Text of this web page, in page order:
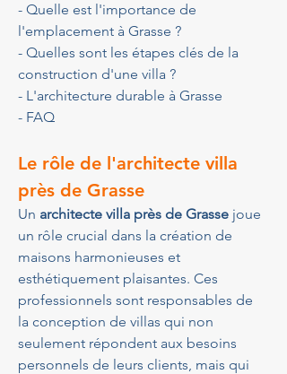
- Quelle est l'importance de
l'emplacement à Grasse ?
- Quelles sont les étapes clés de la
construction d'une villa ?
- L'architecture durable à Grasse
- FAQ
Le rôle de l'architecte villa
près de Grasse
Un architecte villa près de Grasse joue
un rôle crucial dans la création de
maisons harmonieuses et
esthétiquement plaisantes. Ces
professionnels sont responsables de
la conception de villas qui non
seulement répondent aux besoins
personnels de leurs clients, mais qui